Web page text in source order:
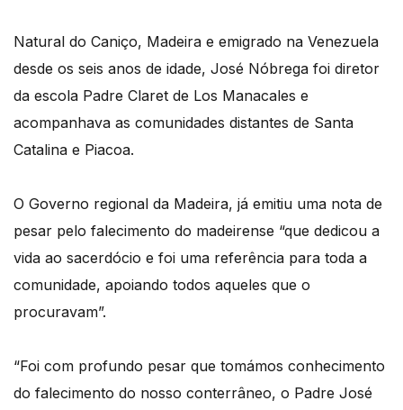
Natural do Caniço, Madeira e emigrado na Venezuela
desde os seis anos de idade, José Nóbrega foi diretor
da escola Padre Claret de Los Manacales e
acompanhava as comunidades distantes de Santa
Catalina e Piacoa.
O Governo regional da Madeira, já emitiu uma nota de
pesar pelo falecimento do madeirense “que dedicou a
vida ao sacerdócio e foi uma referência para toda a
comunidade, apoiando todos aqueles que o
procuravam”.
“Foi com profundo pesar que tomámos conhecimento
do falecimento do nosso conterrâneo, o Padre José